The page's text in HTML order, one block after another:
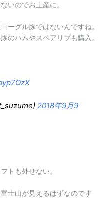
いのでお土産に。
ーグル豚ではないんですね。
のハムやスペアリブも購入。
2018年9月9
トも外せない。
士山が見えるはずなのです